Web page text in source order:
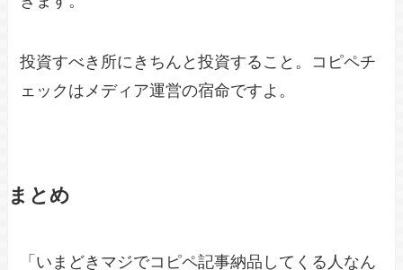
投資すべき所にきちんと投資すること。コピペチ
ェックはメディア運営の宿命ですよ。
まとめ
「いまどきマジでコピペ記事納品してくる人なん